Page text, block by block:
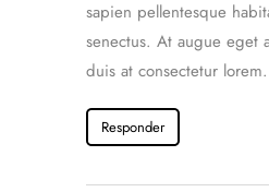
sapien pellentesque
senectus. At augue eget
duis at consectetur lorem.
Responder